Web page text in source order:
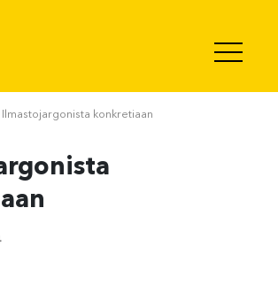
Ilmastojargonista konkretiaan